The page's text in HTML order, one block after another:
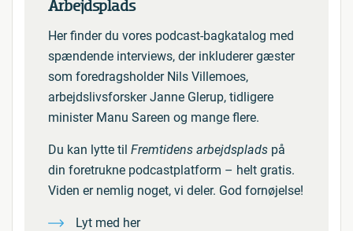
Arbejdsplads
Her finder du vores podcast-bagkatalog med
spændende interviews, der inkluderer gæster
som foredragsholder Nils Villemoes,
arbejdslivsforsker Janne Glerup, tidligere
minister Manu Sareen og mange flere.
Du kan lytte til Fremtidens arbejdsplads på
din foretrukne podcastplatform – helt gratis.
Viden er nemlig noget, vi deler. God fornøjelse!
Lyt med her